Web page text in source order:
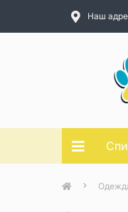
Наш